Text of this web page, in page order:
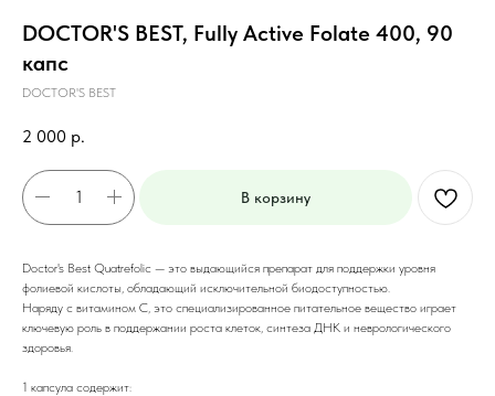
DOCTOR'S BEST, Fully Active Folate 400, 90
капс
DOCTOR'S BEST
2 000 р.
В корзину
Doctor's Best Quatrefolic — это выдающийся препарат для поддержки уровня
фолиевой кислоты, обладающий исключительной биодоступностью.
Наряду с витамином С, это специализированное питательное вещество играет
ключевую роль в поддержании роста клеток, синтеза ДНК и неврологического
здоровья.
1 капсула содержит: